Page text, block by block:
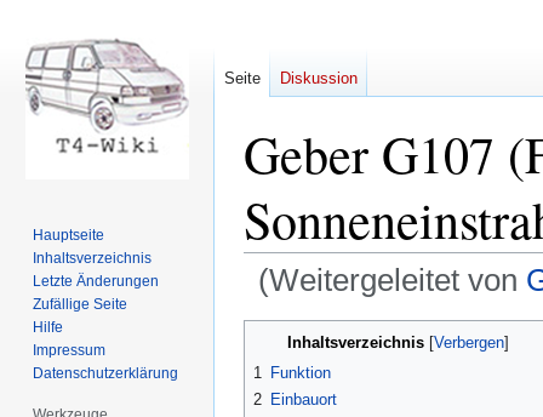
Geber G107
(Weitergeleitet von
Inhaltsverzeichnis
1
Funktion
2 Einbauort
Seite Diskussion
Hauptseite
Inhaltsverzeichnis
Letzte Änderungen
Zufällige Seite
Hilfe
Impressum
Datenschutzerklärung